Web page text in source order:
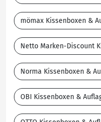
mömax Kissenboxen &
Netto Marken-Discount
Norma Kissenboxen &
OBI Kissenboxen &